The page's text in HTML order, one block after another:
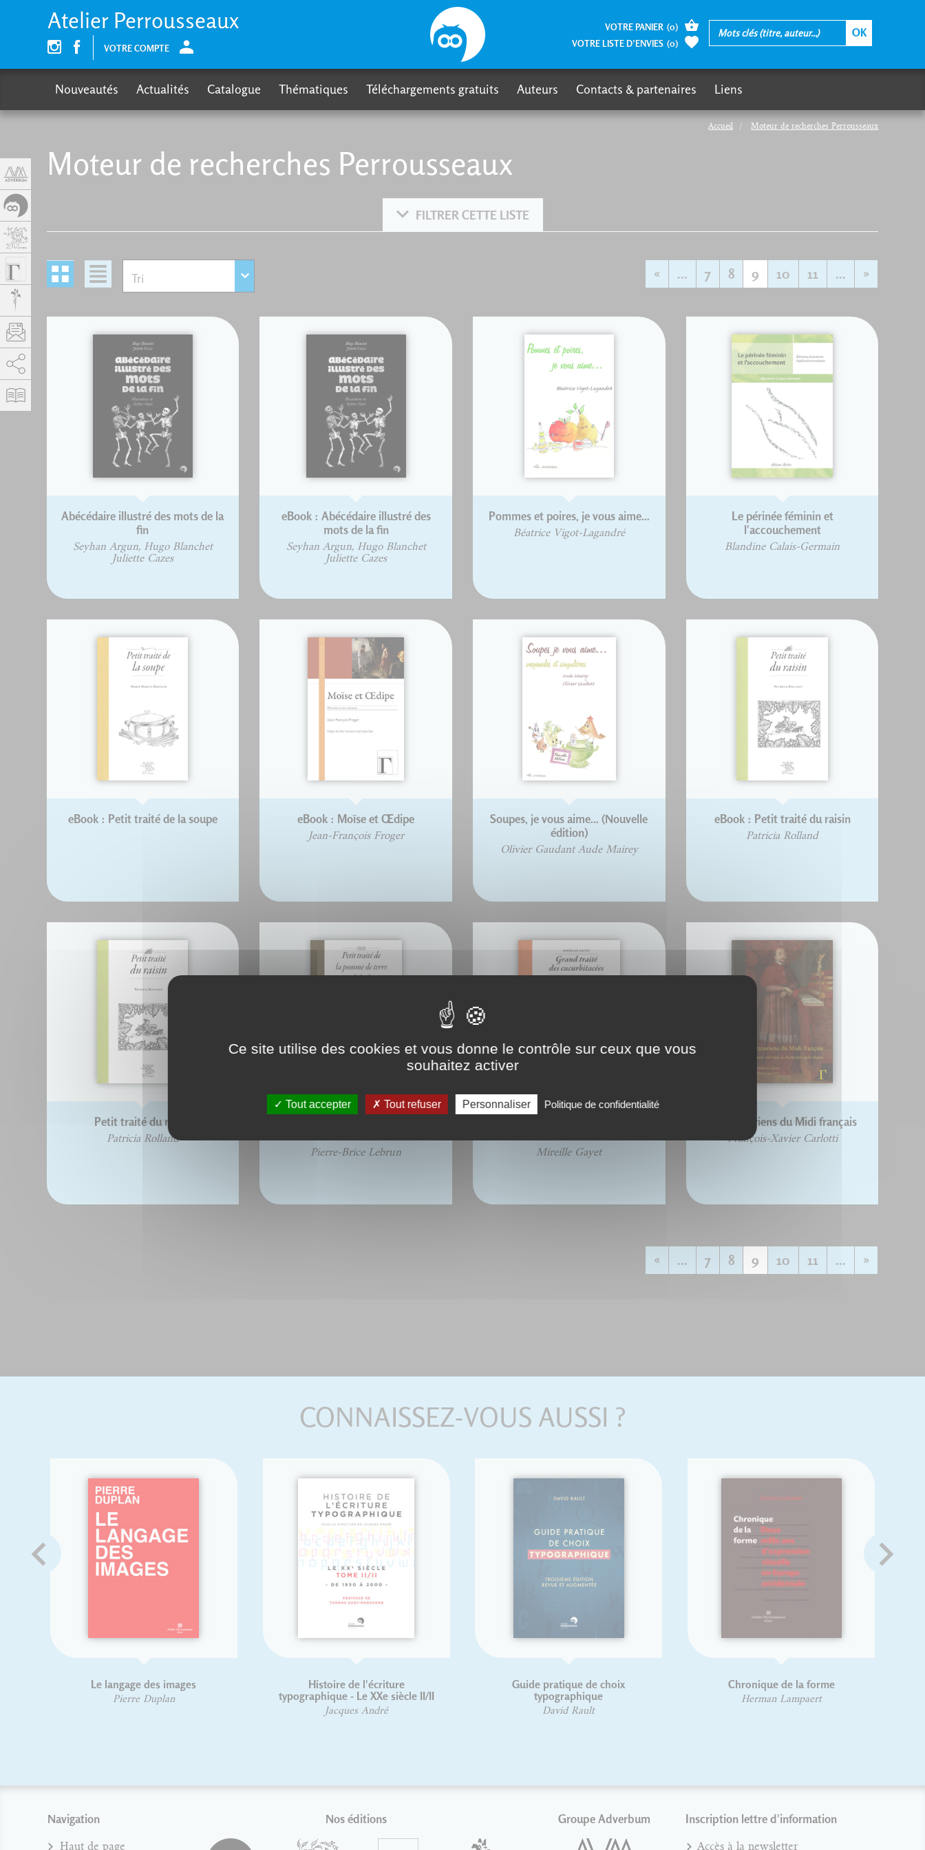
Accueil Moteur de recherches Perrousseaux
Moteur de recherches Perrousseaux
FILTRER CETTE LISTE
« ... 7 8 9 10 11 ... »
Abécédaire illustré des mots de la
fin
Seyhan Argun, Hugo Blanchet
Juliette Cazes
eBook : Abécédaire illustré des
mots de la fin
Seyhan Argun, Hugo Blanchet
Juliette Cazes
Pommes et poires, je vous aime...
Béatrice Vigot-Lagandré
Le périnée féminin et
l'accouchement
Blandine Calais-Germain
eBook : Petit traité de la soupe eBook : Moïse et Œdipe
Jean-François Froger
Soupes, je vous aime... (Nouvelle
édition)
Olivier Gaudant Aude Mairey
eBook : Petit traité du raisin
Patricia Rolland
Petit traité du raisin
Patricia Rolland
Pierre-Brice Lebrun Mireille Gayet
Les oratoriens du Midi français
François-Xavier Carlotti
« ... 7 8 9 10 11 ... »
CONNAISSEZ-VOUS AUSSI ?
Guide pratique de choix
typographique
Chronique de la forme
Herman Lampaert
Jean Alessandrini
David Rault
Lettrages et phylactères
Gaby Bazin
Navigation
Haut de page
Nos éditions Groupe Adverbum Inscription lettre d'information
Accès à la newsletter
Atelier Perrousseaux
VOTRE COMPTE
VOTRE PANIER (0)
VOTRE LISTE D’ENVIES (0)
Nouveautés Actualités Catalogue Thématiques Téléchargements gratuits Auteurs Contacts & partenaires Liens
Autoriser
Panneau de gestion des cookies
Ce site utilise des cookies et vous donne le contrôle sur ceux que vous
souhaitez activer
Tout accepter Tout refuser Personnaliser Politique de confidentialité